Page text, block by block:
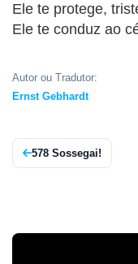
DOC
PLAYBACK
AUTORES
DA
Ele te protege,
Ele te conduz ao
Autor ou Tradutor:
Ernst Gebhardt
578 Sossegai!